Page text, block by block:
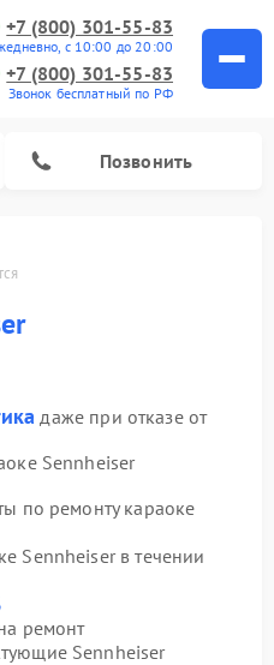
+7 (800) 301-55-83
с 10:00 до 20:00
+7 (800) 301-55-83
Звонок бесплатный по РФ
Позвонить
даже при отказе от
Sennheiser
по ремонту караоке
Sennheiser в течении
ремонт
Sennheiser